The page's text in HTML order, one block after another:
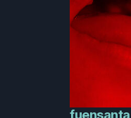
fuensanta